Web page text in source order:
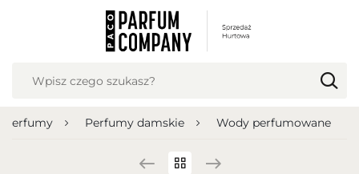
Perfumy Perfumy damskie Wody perfumowane
USTAWIENIA REGIONALNE
Język